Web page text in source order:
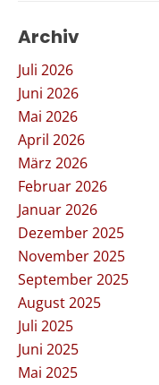
Archiv
Juli 2026
Juni 2026
Mai 2026
April 2026
März 2026
Februar 2026
Januar 2026
Dezember 2025
November 2025
September 2025
August 2025
Juli 2025
Juni 2025
Mai 2025